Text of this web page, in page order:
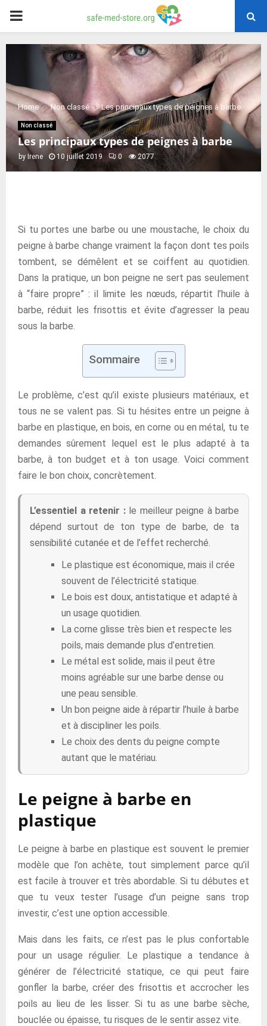
PRIMARY
MENU
Home Non classé Les principaux types de peignes à barbe
Non classé
Les principaux types de peignes à barbe
by Irene 10 juillet 2019 0 2077
Si tu portes une barbe ou une moustache, le choix du
peigne à barbe change vraiment la façon dont tes poils
tombent, se démêlent et se coiffent au quotidien.
Dans la pratique, un bon peigne ne sert pas seulement
à “faire propre” : il limite les nœuds, répartit l’huile à
barbe, réduit les frisottis et évite d’agresser la peau
sous la barbe.
Sommaire
Le problème, c’est qu’il existe plusieurs matériaux, et
tous ne se valent pas. Si tu hésites entre un peigne à
barbe en plastique, en bois, en corne ou en métal, tu te
demandes sûrement lequel est le plus adapté à ta
barbe, à ton budget et à ton usage. Voici comment
faire le bon choix, concrètement.
L’essentiel a retenir :le meilleur peigne à barbe
dépend surtout de ton type de barbe, de ta
sensibilité cutanée et de l’effet recherché.
Le plastique est économique, mais il crée
souvent de l’électricité statique.
Le bois est doux, antistatique et adapté à
un usage quotidien.
La corne glisse très bien et respecte les
poils, mais demande plus d’entretien.
Le métal est solide, mais il peut être
moins agréable sur une barbe dense ou
une peau sensible.
Un bon peigne aide à répartir l’huile à barbe
et à discipliner les poils.
Le choix des dents du peigne compte
autant que le matériau.
Le peigne à barbe en
plastique
Le peigne à barbe en plastique est souvent le premier
modèle que l’on achète, tout simplement parce qu’il
est facile à trouver et très abordable. Si tu débutes et
que tu veux tester l’usage d’un peigne sans trop
investir, c’est une option accessible.
Mais dans les faits, ce n’est pas le plus confortable
pour un usage régulier. Le plastique a tendance à
générer de l’électricité statique, ce qui peut faire
gonfler la barbe, créer des frisottis et accrocher les
poils au lieu de les lisser. Si tu as une barbe sèche,
bouclée ou épaisse, tu risques de le sentir assez vite.